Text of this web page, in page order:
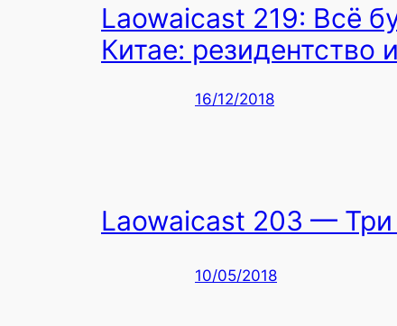
Laowaicast 219: Всё
Китае: резидентство
16/12/2018
Laowaicast 203 — Три
10/05/2018